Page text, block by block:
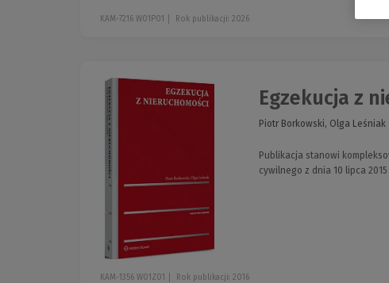
KAM-7216 W01P01 Rok publikacji: 2026
Egzekucja z
Piotr Borkowski, Olga Leśniak
Publikacja stanowi
cywilnego z dnia 10 lipca 2015
KAM-1356 W01Z01 Rok publikacji: 2016